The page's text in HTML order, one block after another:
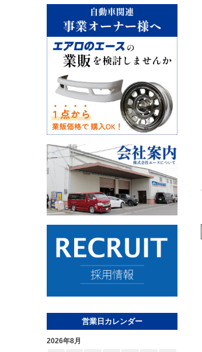
営業日カレンダー
2026年8月